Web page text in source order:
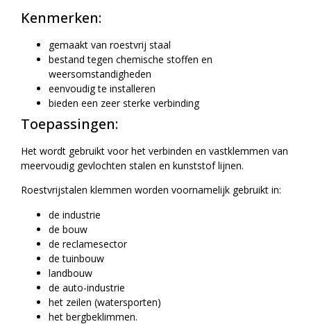
Kenmerken:
gemaakt van roestvrij staal
bestand tegen chemische stoffen en
weersomstandigheden
eenvoudig te installeren
bieden een zeer sterke verbinding
Toepassingen:
Het wordt gebruikt voor het verbinden en vastklemmen van
meervoudig gevlochten stalen en kunststof lijnen.
Roestvrijstalen klemmen worden voornamelijk gebruikt in:
de industrie
de bouw
de reclamesector
de tuinbouw
landbouw
de auto-industrie
het zeilen (watersporten)
het bergbeklimmen.